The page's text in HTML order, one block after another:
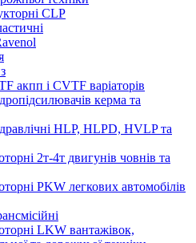
CLP
акпп і CVTF варіаторів
керма та
HLP, HLPD, HVLP та
2т-4т двигунів човнів та
PKW легкових автомобілів
LKW вантажівок,